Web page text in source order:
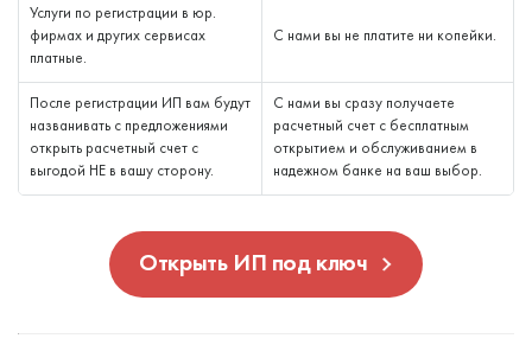
Услуги по регистрации в юр.
фирмах и других сервисах
платные.
С нами вы не платите ни копейки.
После регистрации ИП вам будут
названивать с предложениями
открыть расчетный счет с
выгодой НЕ в вашу сторону.
С нами вы сразу получаете
расчетный счет с бесплатным
открытием и обслуживанием в
надежном банке на ваш выбор.
Открыть ИП под ключ